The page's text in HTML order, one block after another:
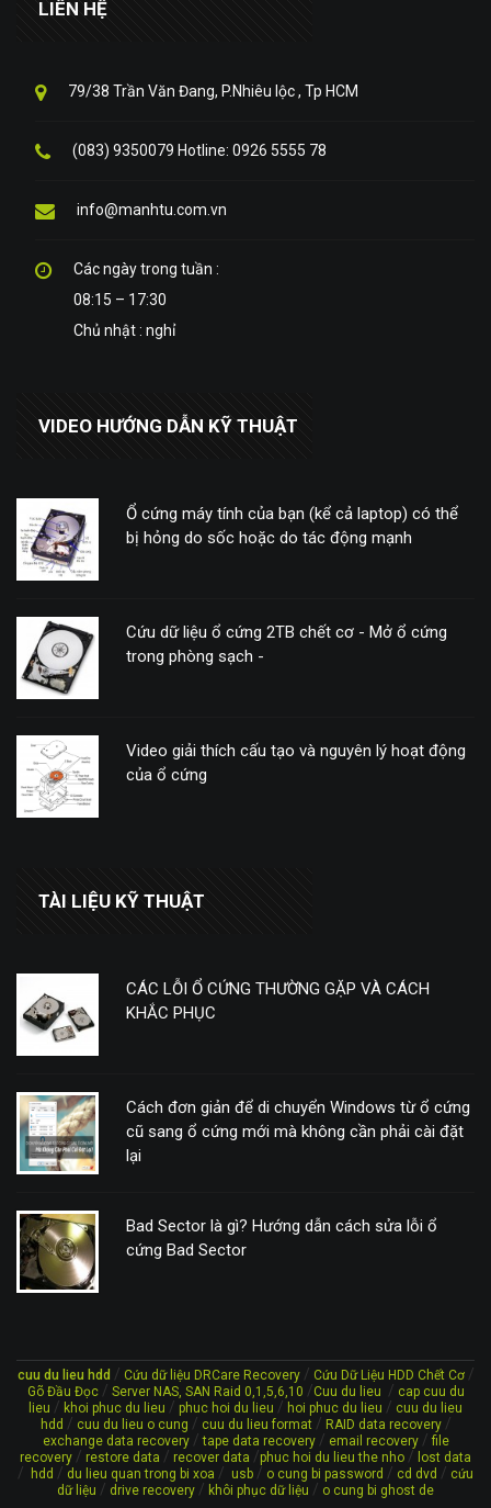
LIÊN HỆ
79/38 Trần Văn Đang, P.Nhiêu lộc , Tp HCM
(083) 9350079 Hotline: 0926 5555 78
info@manhtu.com.vn
Các ngày trong tuần :
08:15 – 17:30
Chủ nhật : nghỉ
VIDEO HƯỚNG DẪN KỸ THUẬT
Ổ cứng máy tính của bạn (kể cả laptop) có thể
bị hỏng do sốc hoặc do tác động mạnh
Cứu dữ liệu ổ cứng 2TB chết cơ - Mở ổ cứng
trong phòng sạch -
Video giải thích cấu tạo và nguyên lý hoạt động
của ổ cứng
TÀI LIỆU KỸ THUẬT
CÁC LỖI Ổ CỨNG THƯỜNG GẶP VÀ CÁCH
KHẮC PHỤC
Cách đơn giản để di chuyển Windows từ ổ cứng
cũ sang ổ cứng mới mà không cần phải cài đặt
lại
Bad Sector là gì? Hướng dẫn cách sửa lỗi ổ
cứng Bad Sector
cuu du lieu hdd / Cứu dữ liệu DRCare Recovery/ Cứu Dữ Liệu HDD Chết Cơ/
Gõ Đầu Đọc/ Server NAS, SAN Raid 0,1,5,6,10 /Cuu du lieu / cap cuu du
lieu / khoi phuc du lieu / phuc hoi du lieu / hoi phuc du lieu / cuu du lieu
hdd / cuu du lieu o cung / cuu du lieu format / RAID data recovery/
exchange data recovery/tape data recovery/ email recovery/ file
recovery / restore data / recover data /phuc hoi du lieu the nho / lost data
/ hdd / du lieu quan trong bi xoa / usb / o cung bi password / cd dvd / cứu
dữ liệu / drive recovery / khôi phục dữ liệu / o cung bi ghost de